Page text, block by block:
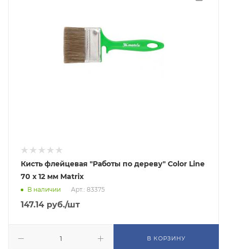
Кисть флейцевая "Работы по дереву" Color Line
70 х 12 мм Matrix
В наличии Арт.: 83375
147.14 руб./шт
В КОРЗИНУ